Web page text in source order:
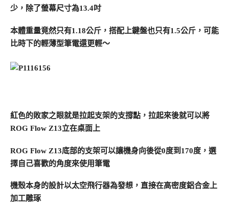
少，除了螢幕尺寸為13.4吋
本體重量竟然只有1.18公斤，搭配上鍵盤也只有1.5公斤，可能
比時下的輕薄型筆電還更輕～
紅色的敗家之眼就是拉起支架的支撐點，拉起來後就可以將
ROG Flow Z13立在桌面上
ROG Flow Z13底部的支架可以讓機身向後從0度到170度，選
擇自己喜歡的角度來使用筆電
機殼本身的設計以太空飛行器為發想，直接在高密度鋁合金上
加工雕琢